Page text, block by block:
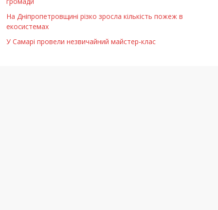
На Дніпропетровщині різко зросла кількість пожеж в
екосистемах
У Самарі провели незвичайний майстер-клас